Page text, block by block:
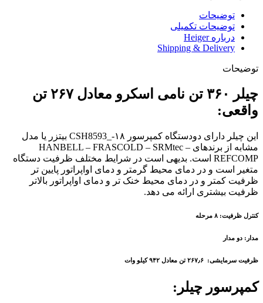
توضیحات
توضیحات تکمیلی
درباره Heiger
Shipping & Delivery
توضیحات
چیلر ۳۶۰ تن نامی اسکرو معادل ۲۶۷ تن
واقعی:
این چیلر دارای دودستگاه کمپرسور ۱۸-_CSH8593 بیتزر یا مدل
مشابه از برندهای HANBELL – FRASCOLD – SRMtec –
REFCOMP است. بدیهی است در شرایط مختلف ظرفیت دستگاه
متغیر است و در دمای محیط گرمتر و دمای اواپراتور پایین تر
ظرفیت کمتر و در دمای محیط خنک تر و دمای اواپراتور بالاتر
ظرفیت بیشتری ارائه می دهد.
کنترل ظرفیت: ۸ مرحله
مدار: دو مدار
ظرفیت سرمایشی: ۲۶۷٫۶ تن معادل ۹۴۲ کیلو وات
کمپرسور چیلر: